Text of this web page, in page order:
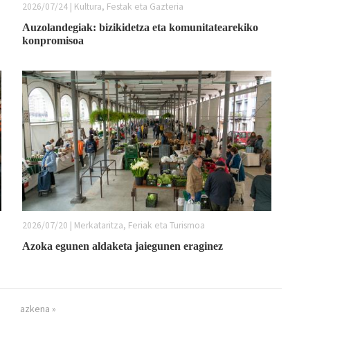
2026/07/24 | Kultura, Festak eta Gazteria
Auzolandegiak: bizikidetza eta komunitatearekiko
konpromisoa
2026/07/20 | Merkataritza, Feriak eta Turismoa
Azoka egunen aldaketa jaiegunen eraginez
azkena »